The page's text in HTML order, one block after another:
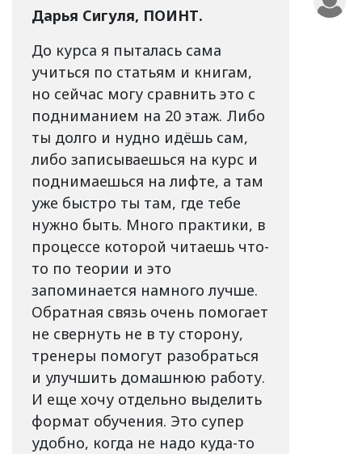
Дарья Сигуля, ПОИНТ.
До курса я пыталась сама
учиться по статьям и книгам,
но сейчас могу сравнить это с
подниманием на 20 этаж. Либо
ты долго и нудно идёшь сам,
либо записываешься на курс и
поднимаешься на лифте, а там
уже быстро ты там, где тебе
нужно быть. Много практики, в
процессе которой читаешь что-
то по теории и это
запоминается намного лучше.
Обратная связь очень помогает
не свернуть не в ту сторону,
тренеры помогут разобраться
и улучшить домашнюю работу.
И еще хочу отдельно выделить
формат обучения. Это супер
удобно, когда не надо куда-то